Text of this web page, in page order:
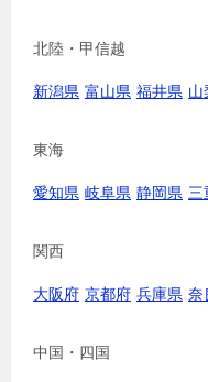
北陸・甲信越
新潟県 富山県 福井県 山
東海
愛知県 岐阜県 静岡県 三
関西
大阪府 京都府 兵庫県 奈
中国・四国